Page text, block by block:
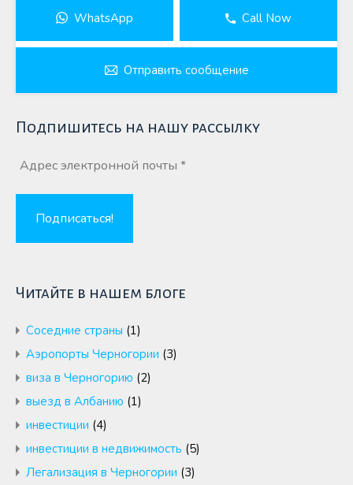
WhatsApp Call Now
Отправить сообщение
Подпишитесь на нашу рассылку
Читайте в нашем блоге
Cоседние страны (1)
Аэропорты Черногории (3)
виза в Черногорию (2)
выезд в Албанию (1)
инвестиции (4)
инвестиции в недвижимость (5)
Легализация в Черногории (3)